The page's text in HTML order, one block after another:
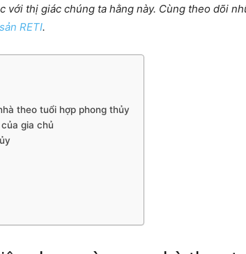
với thị giác chúng ta hằng này. Cùng theo dõi
RETI.
theo tuổi hợp phong thủy
gia chủ